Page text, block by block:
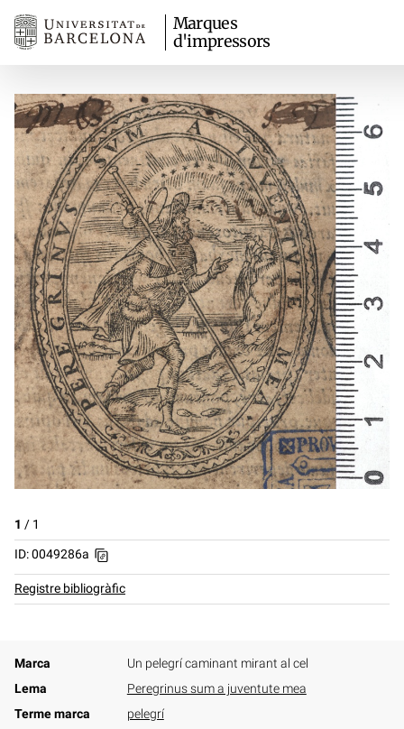
Marques
d'impressors
1 / 1
ID: 0049286a
Registre bibliogràfic
Marca
Un pelegrí caminant mirant al cel
Lema
Peregrinus sum a juventute mea
Terme marca
pelegrí